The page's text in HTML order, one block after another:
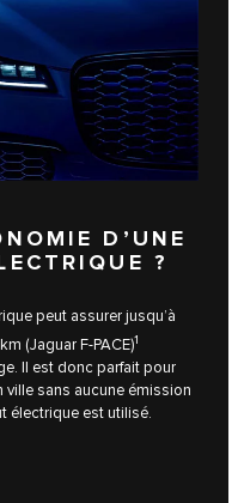
D’UNE
?
peut assurer jusqu’à
(Jaguar F-PACE)1
Il est donc parfait pour
sans aucune émission
électrique est utilisé.